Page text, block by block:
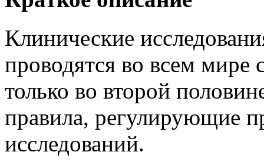
Клинические
проводятся во всем мире
только во второй
правила, регулирующие
исследований.